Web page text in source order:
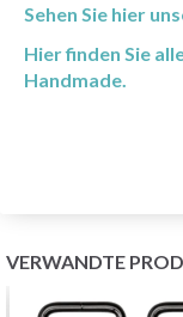
Sehen Sie hier
Hier finden Sie
Handmade.
VERWANDTE